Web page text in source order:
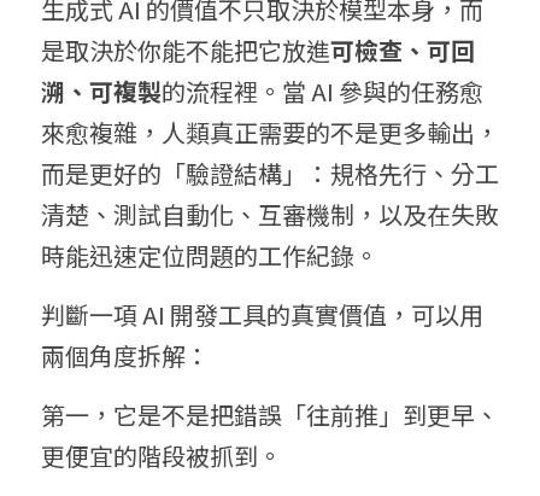
生成式 AI 的價值不只取決於模型本身，而
是取決於你能不能把它放進可檢查、可回
溯、可複製的流程裡。當 AI 參與的任務愈
來愈複雜，人類真正需要的不是更多輸出，
而是更好的「驗證結構」：規格先行、分工
清楚、測試自動化、互審機制，以及在失敗
時能迅速定位問題的工作紀錄。
判斷一項 AI 開發工具的真實價值，可以用
兩個角度拆解：
第一，它是不是把錯誤「往前推」到更早、
更便宜的階段被抓到。